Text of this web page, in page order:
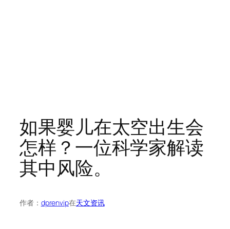
如果婴儿在太空出生会
怎样？一位科学家解读
其中风险。
作者： dprenvip在天文资讯